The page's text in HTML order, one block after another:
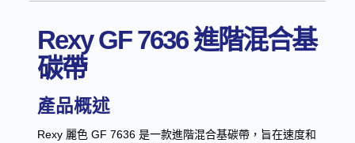
Rexy GF 7636 進階混合基
碳帶
產品概述
Rexy 麗色 GF 7636 是一款進階混合基碳帶，旨在速度和